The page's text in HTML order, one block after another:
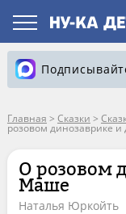
Главная > Сказки >
розовом динозаврике
О розовом
Маше
Наталья Юркойть